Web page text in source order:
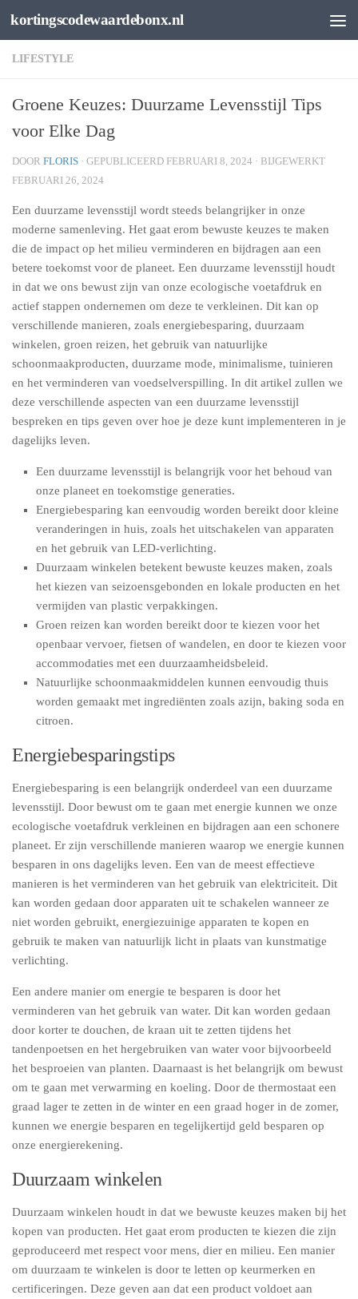
Spring naar de inhoud
kortingscodewaardebonx.nl
LIFESTYLE
Groene Keuzes: Duurzame Levensstijl Tips
voor Elke Dag
DOOR FLORIS · GEPUBLICEERD FEBRUARI 8, 2024 · BIJGEWERKT
FEBRUARI 26, 2024
Een duurzame levensstijl wordt steeds belangrijker in onze
moderne samenleving. Het gaat erom bewuste keuzes te maken
die de impact op het milieu verminderen en bijdragen aan een
betere toekomst voor de planeet. Een duurzame levensstijl houdt
in dat we ons bewust zijn van onze ecologische voetafdruk en
actief stappen ondernemen om deze te verkleinen. Dit kan op
verschillende manieren, zoals energiebesparing, duurzaam
winkelen, groen reizen, het gebruik van natuurlijke
schoonmaakproducten, duurzame mode, minimalisme, tuinieren
en het verminderen van voedselverspilling. In dit artikel zullen we
deze verschillende aspecten van een duurzame levensstijl
bespreken en tips geven over hoe je deze kunt implementeren in je
dagelijks leven.
Een duurzame levensstijl is belangrijk voor het behoud van
onze planeet en toekomstige generaties.
Energiebesparing kan eenvoudig worden bereikt door kleine
veranderingen in huis, zoals het uitschakelen van apparaten
en het gebruik van LED-verlichting.
Duurzaam winkelen betekent bewuste keuzes maken, zoals
het kiezen van seizoensgebonden en lokale producten en het
vermijden van plastic verpakkingen.
Groen reizen kan worden bereikt door te kiezen voor het
openbaar vervoer, fietsen of wandelen, en door te kiezen voor
accommodaties met een duurzaamheidsbeleid.
Natuurlijke schoonmaakmiddelen kunnen eenvoudig thuis
worden gemaakt met ingrediënten zoals azijn, baking soda en
citroen.
Energiebesparingstips
Energiebesparing is een belangrijk onderdeel van een duurzame
levensstijl. Door bewust om te gaan met energie kunnen we onze
ecologische voetafdruk verkleinen en bijdragen aan een schonere
planeet. Er zijn verschillende manieren waarop we energie kunnen
besparen in ons dagelijks leven. Een van de meest effectieve
manieren is het verminderen van het gebruik van elektriciteit. Dit
kan worden gedaan door apparaten uit te schakelen wanneer ze
niet worden gebruikt, energiezuinige apparaten te kopen en
gebruik te maken van natuurlijk licht in plaats van kunstmatige
verlichting.
Een andere manier om energie te besparen is door het
verminderen van het gebruik van water. Dit kan worden gedaan
door korter te douchen, de kraan uit te zetten tijdens het
tandenpoetsen en het hergebruiken van water voor bijvoorbeeld
het besproeien van planten. Daarnaast is het belangrijk om bewust
om te gaan met verwarming en koeling. Door de thermostaat een
graad lager te zetten in de winter en een graad hoger in de zomer,
kunnen we energie besparen en tegelijkertijd geld besparen op
onze energierekening.
Duurzaam winkelen
Duurzaam winkelen houdt in dat we bewuste keuzes maken bij het
kopen van producten. Het gaat erom producten te kiezen die zijn
geproduceerd met respect voor mens, dier en milieu. Een manier
om duurzaam te winkelen is door te letten op keurmerken en
certificeringen. Deze geven aan dat een product voldoet aan